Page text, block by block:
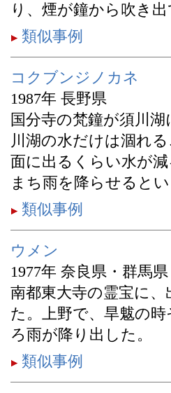
り、煙が鐘から吹き
類似事例
コクブンジノカネ
1987年 長野県
国分寺の梵鐘が須川
川湖の水だけは涸れ
面に出るくらい水が
まち雨を降らせると
類似事例
ウメン
1977年 奈良県・群馬県
南都東大寺の霊宝に
た。上野で、旱魃の
ろ雨が降り出した。
類似事例